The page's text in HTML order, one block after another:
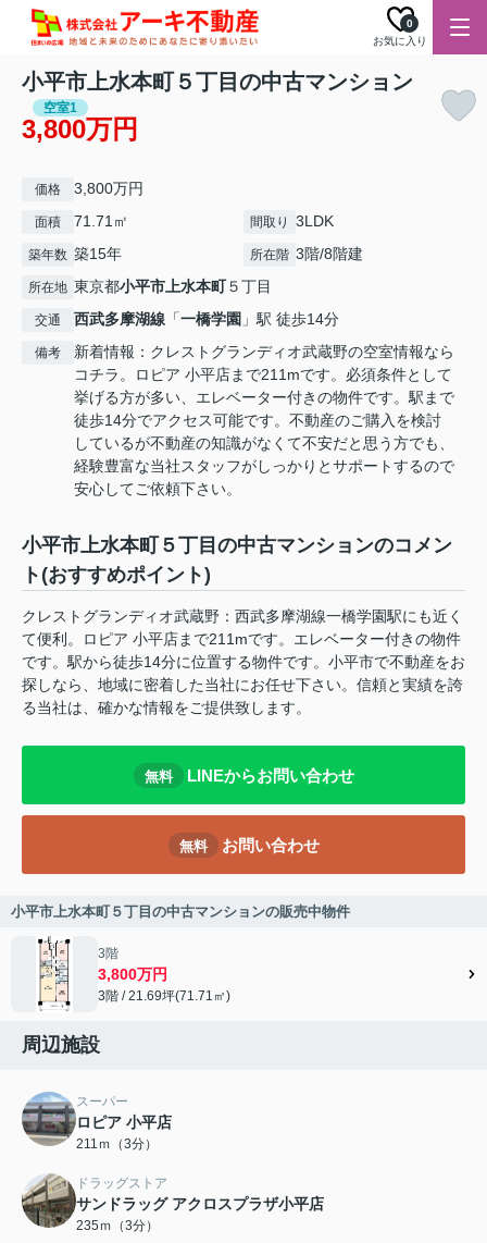
お気に入り
0
小平市上水本町５丁目の中古マンション
空室1
3,800万円
価格 3,800万円
面積 71.71㎡ 間取り 3LDK
築年数 築15年 所在階 3階/8階建
所在地 東京都小平市 上水本町５丁目
交通 西武多摩湖線 「一橋学園 」駅 徒歩14分
備考
新着情報：クレストグランディオ武蔵野の空室情報なら
コチラ。ロピア 小平店まで211mです。必須条件として
挙げる方が多い、エレベーター付きの物件です。駅まで
徒歩14分でアクセス可能です。不動産のご購入を検討
しているが不動産の知識がなくて不安だと思う方でも、
経験豊富な当社スタッフがしっかりとサポートするので
安心してご依頼下さい。
小平市上水本町５丁目の中古マンションのコメン
ト(おすすめポイント)
クレストグランディオ武蔵野：西武多摩湖線一橋学園駅にも近く
て便利。ロピア 小平店まで211mです。エレベーター付きの物件
です。駅から徒歩14分に位置する物件です。小平市で不動産をお
探しなら、地域に密着した当社にお任せ下さい。信頼と実績を誇
る当社は、確かな情報をご提供致します。
無料 LINEからお問い合わせ
無料 お問い合わせ
小平市上水本町５丁目の中古マンションの販売中物件
3階
3,800万円
3階 / 21.69坪(71.71㎡)
周辺施設
スーパー
ロピア 小平店
211ｍ（3分）
ドラッグストア
サンドラッグ アクロスプラザ小平店
235ｍ（3分）